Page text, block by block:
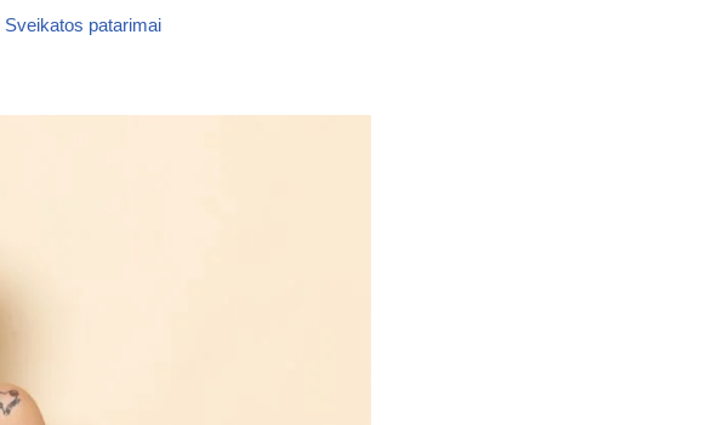
Sveikatos patarimai